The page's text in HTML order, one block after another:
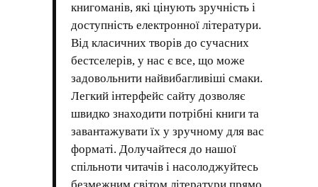
книгоманів, які цінують зручність і
доступність електронної літератури.
Від класичних творів до сучасних
бестселерів, у нас є все, що може
задовольнити найвибагливіші смаки.
Легкий інтерфейс сайту дозволяє
швидко знаходити потрібні книги та
завантажувати їх у зручному для вас
форматі. Долучайтеся до нашої
спільноти читачів і насолоджуйтесь